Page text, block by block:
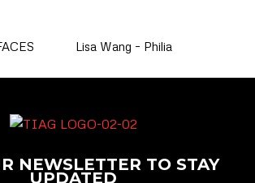
Lisa Wang – Philia
NEWSLETTER TO STAY
UPDATED